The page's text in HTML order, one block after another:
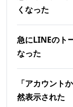
くなった
急にLINEのト
なった
「アカウント
然表示された